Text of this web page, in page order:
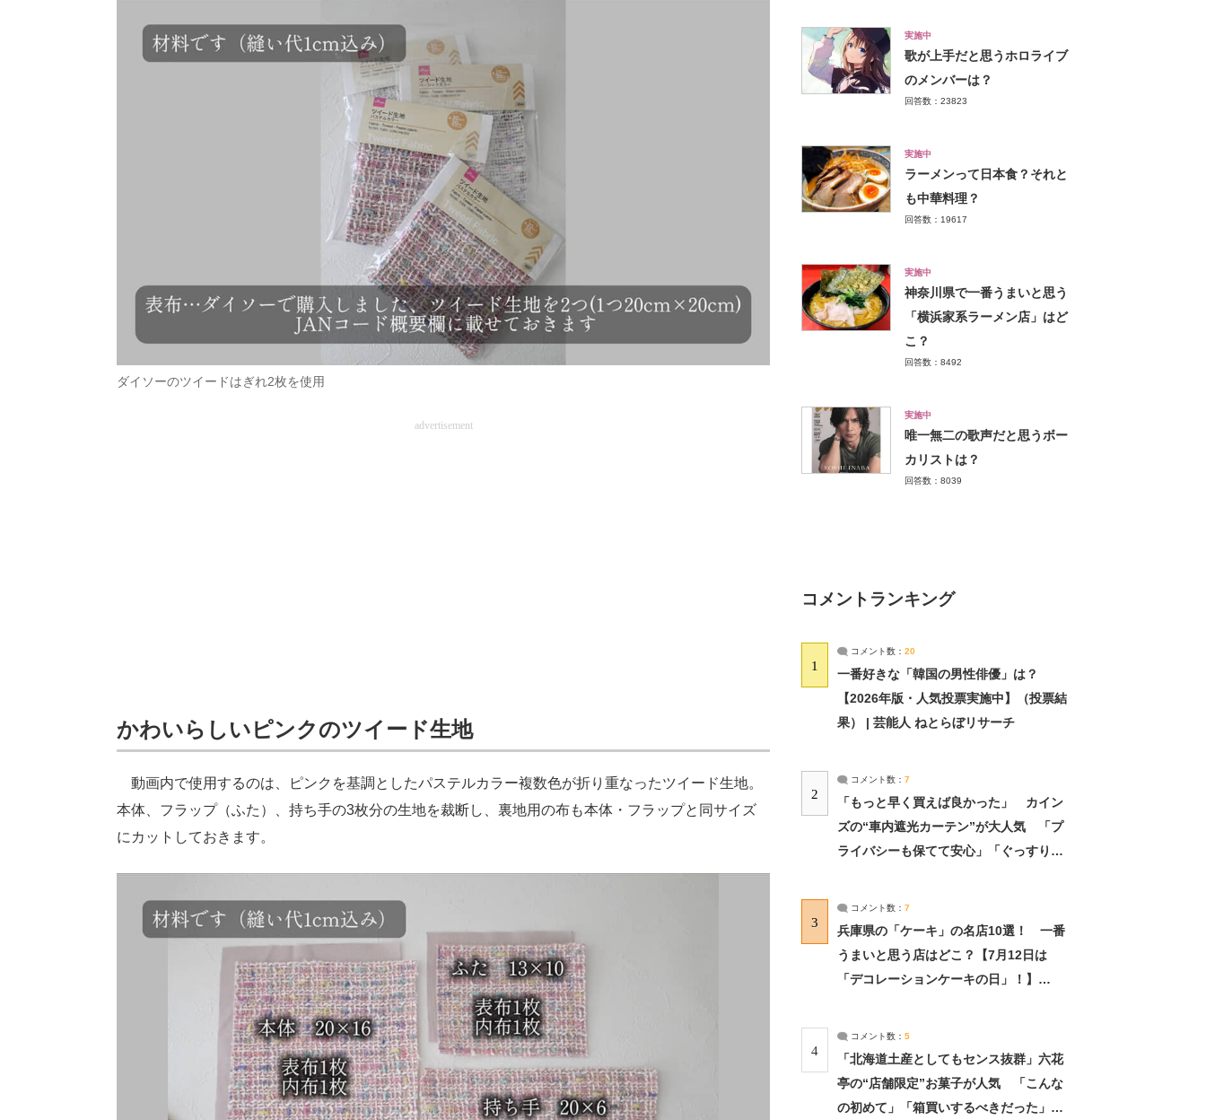
ダイソーのツイードはぎれ2枚を使用
advertisement
かわいらしいピンクのツイード生地
動画内で使用するのは、ピンクを基調としたパステルカラー複数色が折り重なったツイード生地。
本体、フラップ（ふた）、持ち手の3枚分の生地を裁断し、裏地用の布も本体・フラップと同サイズ
にカットしておきます。
実施中
歌が上手だと思うホロライブ
のメンバーは？
回答数：23823
実施中
ラーメンって日本食？それと
も中華料理？
回答数：19617
実施中
神奈川県で一番うまいと思う
「横浜家系ラーメン店」はど
こ？
回答数：8492
実施中
唯一無二の歌声だと思うボー
カリストは？
回答数：8039
コメントランキング
1
コメント数： 20
一番好きな「韓国の男性俳優」は？
【2026年版・人気投票実施中】（投票結
果） | 芸能人 ねとらぼリサーチ
2
コメント数： 7
「もっと早く買えば良かった」 カイン
ズの“車内遮光カーテン”が大人気 「プ
ライバシーも保てて安心」「ぐっすり眠
3
コメント数： 7
兵庫県の「ケーキ」の名店10選！ 一番
うまいと思う店はどこ？【7月12日は
「デコレーションケーキの日」！】
4
コメント数： 5
「北海道土産としてもセンス抜群」六花
亭の“店舗限定”お菓子が人気 「こんな
の初めて」「箱買いするべきだった」